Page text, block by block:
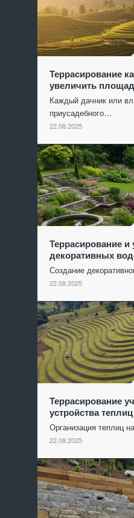
Террасирование
увеличить
Каждый дачник или
приусадебного…
22.08.2025
Террасирование и
декоративных
Создание
22.08.2025
Террасирование
устройства теплиц
Организация теплиц
22.08.2025